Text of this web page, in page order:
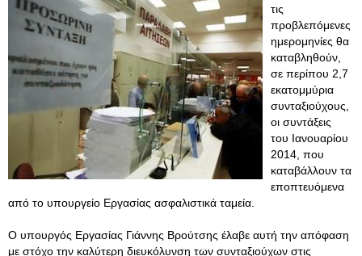
τις
προβλεπόμενες
ημερομηνίες θα
καταβληθούν,
σε περίπου 2,7
εκατομμύρια
συνταξιούχους,
οι συντάξεις
του Ιανουαρίου
2014, που
καταβάλλουν τα
εποπτευόμενα
από το υπουργείο Εργασίας ασφαλιστικά ταμεία.
Ο υπουργός Εργασίας Γιάννης Βρούτσης έλαβε αυτή την απόφαση
με στόχο την καλύτερη διευκόλυνση των συνταξιούχων στις